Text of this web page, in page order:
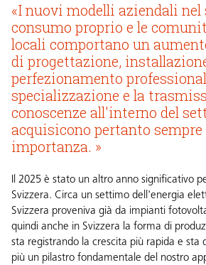
«I nuovi modelli aziendali nel
consumo proprio e le
locali comportano un
di progettazione,
perfezionamento
specializzazione e la
conoscenze all'interno del
acquisicono pertanto
importanza. »
Il 2025 è stato un altro anno significativo
Svizzera. Circa un settimo dell'energia
Svizzera proveniva già da impianti
quindi anche in Svizzera la forma di
sta registrando la crescita più rapida e sta
più un pilastro fondamentale del nostro